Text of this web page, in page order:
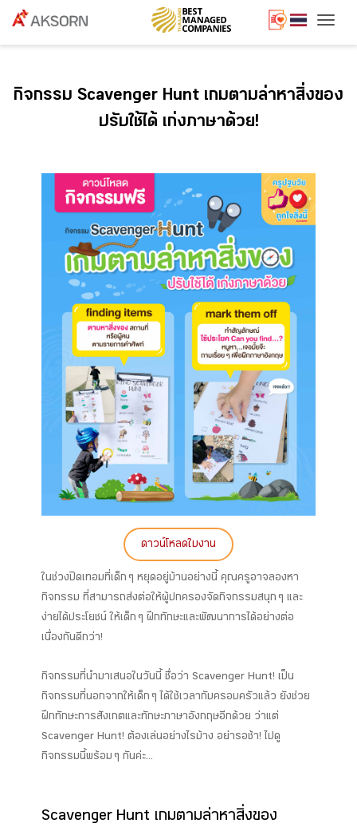
กิจกรรม Scavenger Hunt เกมตามล่าหาสิ่งของ
ปรับใช้ได้ เก่งภาษาด้วย!
ดาวน์โหลดใบงาน
ในช่วงปิดเทอมที่เด็ก ๆ หยุดอยู่บ้านอย่างนี้ คุณครูอาจลองหา
กิจกรรม ที่สามารถส่งต่อให้ผู้ปกครองจัดกิจกรรมสนุก ๆ และ
ง่ายได้ประโยชน์ ให้เด็ก ๆ ฝึกทักษะและพัฒนาการได้อย่างต่อ
เนื่องกันดีกว่า!
กิจกรรมที่นำมาเสนอในวันนี้ ชื่อว่า Scavenger Hunt! เป็น
กิจกรรมที่นอกจากให้เด็ก ๆ ได้ใช้เวลากับครอบครัวแล้ว ยังช่วย
ฝึกทักษะการสังเกตและทักษะภาษาอังกฤษอีกด้วย ว่าแต่
Scavenger Hunt! ต้องเล่นอย่างไรบ้าง อย่ารอช้า! ไปดู
กิจกรรมนี้พร้อม ๆ กันค่ะ...
Scavenger Hunt เกมตามล่าหาสิ่งของ